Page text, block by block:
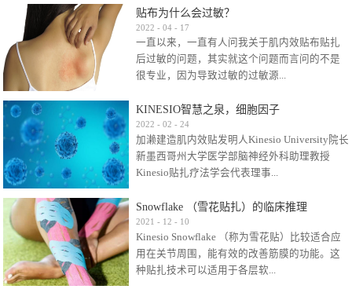
贴布为什么会过敏？
2022 - 04 - 17
一直以来，一直有人问我关于肌内效贴布贴扎
后过敏的问题，其实就这个问题而言问的不是
很专业，因为导致过敏的过敏源...
很多，比如试穿件衣服有时都会过敏，特定条
件下吃东西有时也会过敏，难道不吃不穿了？
其他品牌的在此我们不予评价，就KINESIO肌内
效贴布来说，40多年的研究开发制造肌内效贴
比如我本人，几乎天天接触KINESIO肌内效，无
论从皮肤适应性还是本人皮肤本身就不属于不
易过敏的那种，基本不会有过敏瘙痒的情况。
但是，当身体不适、休息不好、持续紧张等特
殊因素的影响下，有时还是会出现瘙痒过敏的
KINESIO智慧之泉，细胞因子
2022 - 02 - 24
加濑建造肌内效贴发明人Kinesio University院长
新墨西哥州大学医学部脑神经外科助理教授
Kinesio贴扎疗法学会代表理事...
Kinesio Taping Association International
（KTAI）名誉会长 身体具有免疫、疼痛、细胞
破坏、发热、修复、增殖、再生等自然愈合能
力。 多作为细胞因子存在于皮肤表皮、真皮、
Snowflake （雪花贴扎）的临床推理
2021 - 12 - 10
Kinesio Snowflake （称为雪花贴）比较适合应
用在关节周围，能有效的改善筋膜的功能。这
种贴扎技术可以适用于各层软...